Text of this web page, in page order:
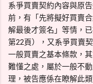
系爭買賣契約內容與原
前，有「先將擬好買賣
解最後才簽名」等情，
第22頁），又系爭買賣
一般買賣之基本條款，
難懂之處，屬於一般不
理，被告應係在瞭解此